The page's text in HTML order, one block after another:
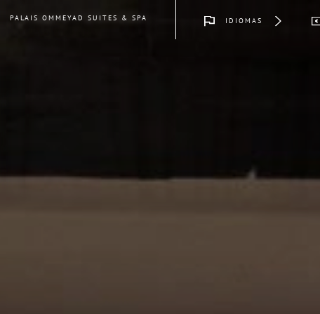
PALAIS OMMEYAD SUITES & SPA IDIOMAS